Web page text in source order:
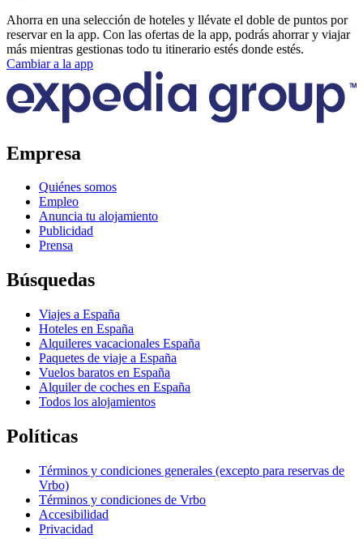
Ahorra en una selección de hoteles y llévate el doble de puntos por
reservar en la app. Con las ofertas de la app, podrás ahorrar y viajar
más mientras gestionas todo tu itinerario estés donde estés.
Cambiar a la app
Empresa
Quiénes somos
Empleo
Anuncia tu alojamiento
Publicidad
Prensa
Búsquedas
Viajes a España
Hoteles en España
Alquileres vacacionales España
Paquetes de viaje a España
Vuelos baratos en España
Alquiler de coches en España
Todos los alojamientos
Políticas
Términos y condiciones generales (excepto para reservas de
Vrbo)
Términos y condiciones de Vrbo
Accesibilidad
Privacidad